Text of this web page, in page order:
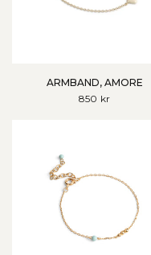
ARMBAND, AMORE
850 kr